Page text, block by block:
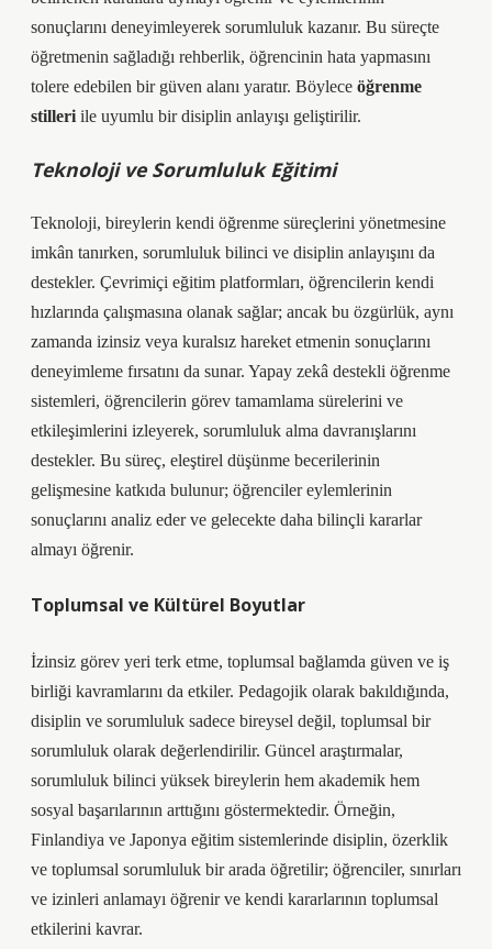
sonuçlarını deneyimleyerek sorumluluk kazanır. Bu süreçte
öğretmenin sağladığı rehberlik, öğrencinin hata yapmasını
tolere edebilen bir güven alanı yaratır. Böylece öğrenme
stilleri ile uyumlu bir disiplin anlayışı geliştirilir.
Teknoloji ve Sorumluluk Eğitimi
Teknoloji, bireylerin kendi öğrenme süreçlerini yönetmesine
imkân tanırken, sorumluluk bilinci ve disiplin anlayışını da
destekler. Çevrimiçi eğitim platformları, öğrencilerin kendi
hızlarında çalışmasına olanak sağlar; ancak bu özgürlük, aynı
zamanda izinsiz veya kuralsız hareket etmenin sonuçlarını
deneyimleme fırsatını da sunar. Yapay zekâ destekli öğrenme
sistemleri, öğrencilerin görev tamamlama sürelerini ve
etkileşimlerini izleyerek, sorumluluk alma davranışlarını
destekler. Bu süreç, eleştirel düşünme becerilerinin
gelişmesine katkıda bulunur; öğrenciler eylemlerinin
sonuçlarını analiz eder ve gelecekte daha bilinçli kararlar
almayı öğrenir.
Toplumsal ve Kültürel Boyutlar
İzinsiz görev yeri terk etme, toplumsal bağlamda güven ve iş
birliği kavramlarını da etkiler. Pedagojik olarak bakıldığında,
disiplin ve sorumluluk sadece bireysel değil, toplumsal bir
sorumluluk olarak değerlendirilir. Güncel araştırmalar,
sorumluluk bilinci yüksek bireylerin hem akademik hem
sosyal başarılarının arttığını göstermektedir. Örneğin,
Finlandiya ve Japonya eğitim sistemlerinde disiplin, özerklik
ve toplumsal sorumluluk bir arada öğretilir; öğrenciler, sınırları
ve izinleri anlamayı öğrenir ve kendi kararlarının toplumsal
etkilerini kavrar.